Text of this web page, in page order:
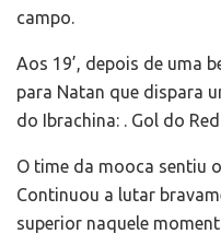
campo.
Aos 19’, depois de uma
para Natan que dispara
do Ibrachina: . Gol do
O time da mooca sentiu
Continuou a lutar
superior naquele